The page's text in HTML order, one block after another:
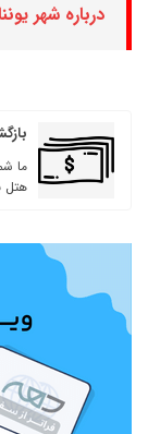
درباره شهر
بازگشت
ما
هتل